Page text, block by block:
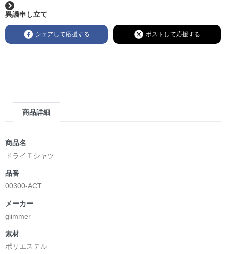
異議申し立て
シェアして応援する ポストして応援する
商品詳細
商品名
ドライＴシャツ
品番
00300-ACT
メーカー
glimmer
素材
ポリエステル